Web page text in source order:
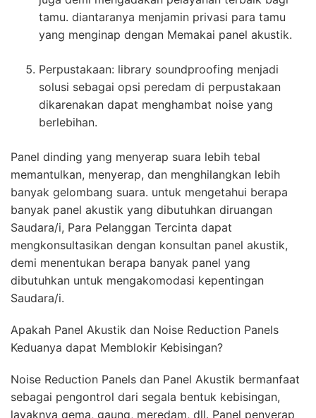
tamu. diantaranya menjamin privasi para tamu
yang menginap dengan Memakai panel akustik.
Perpustakaan: library soundproofing menjadi
solusi sebagai opsi peredam di perpustakaan
dikarenakan dapat menghambat noise yang
berlebihan.
Panel dinding yang menyerap suara lebih tebal
memantulkan, menyerap, dan menghilangkan lebih
banyak gelombang suara. untuk mengetahui berapa
banyak panel akustik yang dibutuhkan diruangan
Saudara/i, Para Pelanggan Tercinta dapat
mengkonsultasikan dengan konsultan panel akustik,
demi menentukan berapa banyak panel yang
dibutuhkan untuk mengakomodasi kepentingan
Saudara/i.
Apakah Panel Akustik dan Noise Reduction Panels
Keduanya dapat Memblokir Kebisingan?
Noise Reduction Panels dan Panel Akustik bermanfaat
sebagai pengontrol dari segala bentuk kebisingan,
layaknya gema, gaung, meredam, dll. Panel penyerap